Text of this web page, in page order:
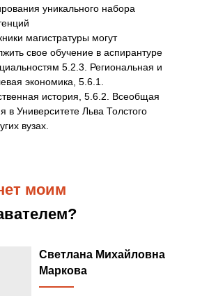
уникального набора
магистратуры могут
свое обучение в аспирантуре
5.2.3. Региональная и
экономика, 5.6.1.
история, 5.6.2. Всеобщая
в Университете Льва Толстого
вузах.
Светлана Михайловна
Маркова
моим